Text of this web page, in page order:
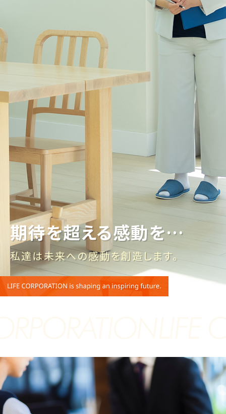
期待を超える感動を…
私達は未来への感動を創造します。
期待を超える感動を…
私達は未来への感動を創造します。
期待を超える感動を…
私達は未来への感動を創造します。